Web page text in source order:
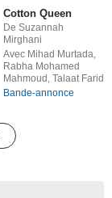
Cotton Queen
De Suzannah
Mirghani
Avec Mihad Murtada,
Rabha Mohamed
Mahmoud, Talaat Farid
Bande-annonce